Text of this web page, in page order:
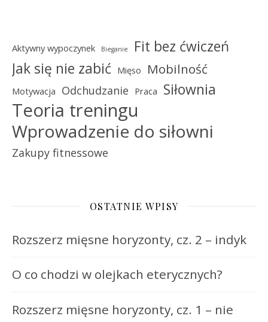
Aktywny wypoczynek Bieganie
Fit bez ćwiczeń
Jak się nie zabić Mięso Mobilność
Motywacja Odchudzanie Praca Siłownia
Teoria treningu
Wprowadzenie do siłowni
Zakupy fitnessowe
OSTATNIE WPISY
Rozszerz mięsne horyzonty, cz. 2 – indyk
O co chodzi w olejkach eterycznych?
Rozszerz mięsne horyzonty, cz. 1 – nie